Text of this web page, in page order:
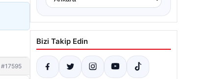
#17595
Bizi Takip Edin